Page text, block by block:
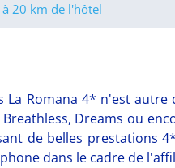
20 km de l'hôtel
La Romana 4* n'est
Dreams ou
de belles prestations
dans le cadre de